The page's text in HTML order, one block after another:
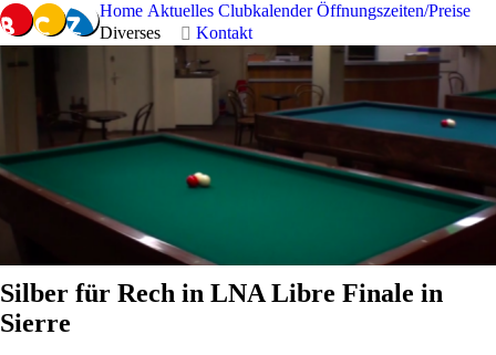
Home Aktuelles Clubkalender Öffnungszeiten/Preise
Diverses
Kontakt
Silber für Rech in LNA Libre Finale in
Sierre